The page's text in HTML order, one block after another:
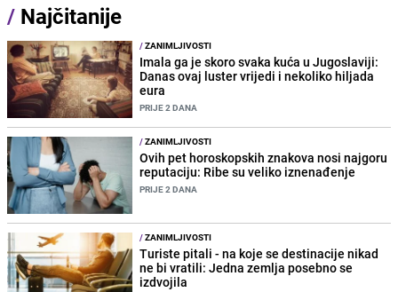
/ Najčitanije
/ZANIMLJIVOSTI
Imala ga je skoro svaka kuća u Jugoslaviji:
Danas ovaj luster vrijedi i nekoliko hiljada
eura
PRIJE 2 DANA
/ZANIMLJIVOSTI
Ovih pet horoskopskih znakova nosi najgoru
reputaciju: Ribe su veliko iznenađenje
PRIJE 2 DANA
/ZANIMLJIVOSTI
Turiste pitali - na koje se destinacije nikad
ne bi vratili: Jedna zemlja posebno se
izdvojila